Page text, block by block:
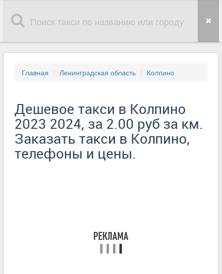
Главная Ленинградская область Колпино
Дешевое такси в Колпино
2023 2024, за 2.00 руб за км.
Заказать такси в Колпино,
телефоны и цены.